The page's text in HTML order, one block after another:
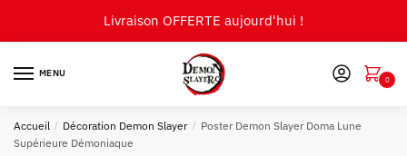
Livraison OFFERTE aujourd'hui !
MENU
0
Accueil / Décoration Demon Slayer / Poster Demon Slayer Doma Lune
Supérieure Démoniaque